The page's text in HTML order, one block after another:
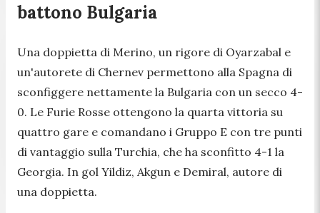
battono Bulgaria
Una doppietta di Merino, un rigore di Oyarzabal e
un'autorete di Chernev permettono alla Spagna di
sconfiggere nettamente la Bulgaria con un secco 4-
0. Le Furie Rosse ottengono la quarta vittoria su
quattro gare e comandano i Gruppo E con tre punti
di vantaggio sulla Turchia, che ha sconfitto 4-1 la
Georgia. In gol Yildiz, Akgun e Demiral, autore di
una doppietta.